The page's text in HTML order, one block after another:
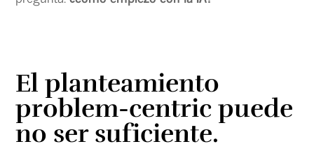
El planteamiento
problem-centric puede
no ser suficiente.